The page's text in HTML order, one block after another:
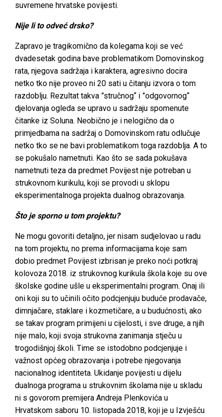
suvremene hrvatske povijesti.
Nije li to odveć drsko?
Zapravo je tragikomično da kolegama koji se već
dvadesetak godina bave problematikom Domovinskog
rata, njegova sadržaja i karaktera, agresivno docira
netko tko nije proveo ni 20 sati u čitanju izvora o tom
razdoblju. Rezultat takva ”stručnog“ i ”odgovornog“
djelovanja ogleda se upravo u sadržaju spomenute
čitanke iz Soluna. Neobično je i nelogično da o
primjedbama na sadržaj o Domovinskom ratu odlučuje
netko tko se ne bavi problematikom toga razdoblja. A to
se pokušalo nametnuti. Kao što se sada pokušava
nametnuti teza da predmet Povijest nije potreban u
strukovnom kurikulu, koji se provodi u sklopu
eksperimentalnoga projekta dualnog obrazovanja.
Što je sporno u tom projektu?
Ne mogu govoriti detaljno, jer nisam sudjelovao u radu
na tom projektu, no prema informacijama koje sam
dobio predmet Povijest izbrisan je preko noći potkraj
kolovoza 2018. iz strukovnog kurikula škola koje su ove
školske godine ušle u eksperimentalni program. Onaj ili
oni koji su to učinili očito podcjenjuju buduće prodavače,
dimnjačare, staklare i kozmetičare, a u budućnosti, ako
se takav program primijeni u cijelosti, i sve druge, a njih
nije malo, koji svoja strukovna zanimanja stječu u
trogodišnjoj školi. Time se istodobno podcjenjuje i
važnost općeg obrazovanja i potrebe njegovanja
nacionalnog identiteta. Ukidanje povijesti u dijelu
dualnoga programa u strukovnim školama nije u skladu
ni s govorom premijera Andreja Plenkovića u
Hrvatskom saboru 10. listopada 2018, koji je u Izvješću